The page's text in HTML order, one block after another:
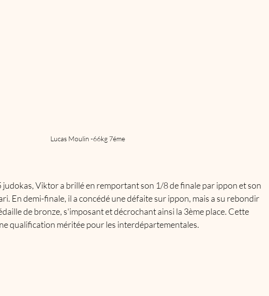
Lucas Moulin -66kg 7éme
judokas, Viktor a brillé en remportant son 1/8 de finale par ippon et son
En demi-finale, il a concédé une défaite sur ippon, mais a su rebondir
de bronze, s'imposant et décrochant ainsi la 3ème place. Cette
qualification méritée pour les interdépartementales.​